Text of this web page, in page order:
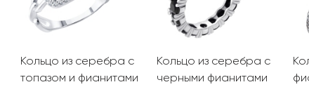
Кольцо из серебра с
топазом и фианитами
Кольцо из серебра с
черными фианитами